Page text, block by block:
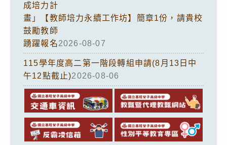
成培力計
畫」【教師培力永續工作坊】簡章1份，請貴校
鼓勵教師
踴躍報名2026-08-07
115學年度高二第一階段轉組申請(8月13日中
午12點截止)2026-08-06